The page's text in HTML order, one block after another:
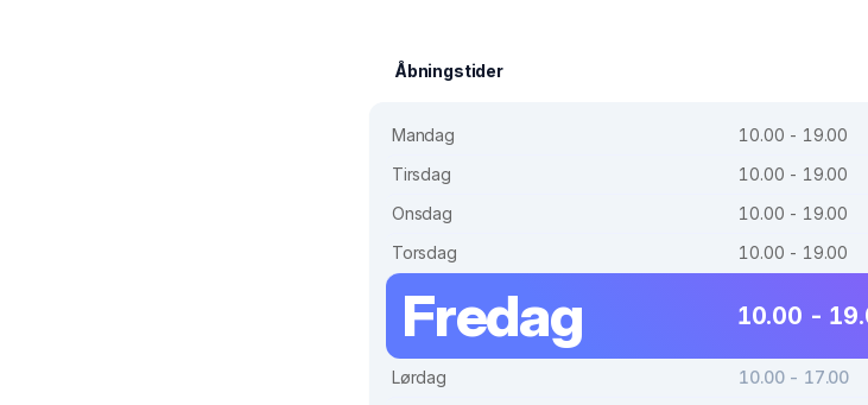
Åbningstider
Mandag
10.00 - 19.00
Tirsdag
10.00 - 19.00
Onsdag
10.00 - 19.00
Torsdag
10.00 - 19.00
Fredag 10.00 -
Lørdag
10.00 - 17.00